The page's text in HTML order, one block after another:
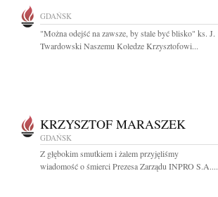
GDAŃSK
"Można odejść na zawsze, by stale być blisko" ks. J.
Twardowski Naszemu Koledze Krzysztofowi...
KRZYSZTOF MARASZEK
GDAŃSK
Z głębokim smutkiem i żalem przyjęliśmy
wiadomość o śmierci Prezesa Zarządu INPRO S.A....